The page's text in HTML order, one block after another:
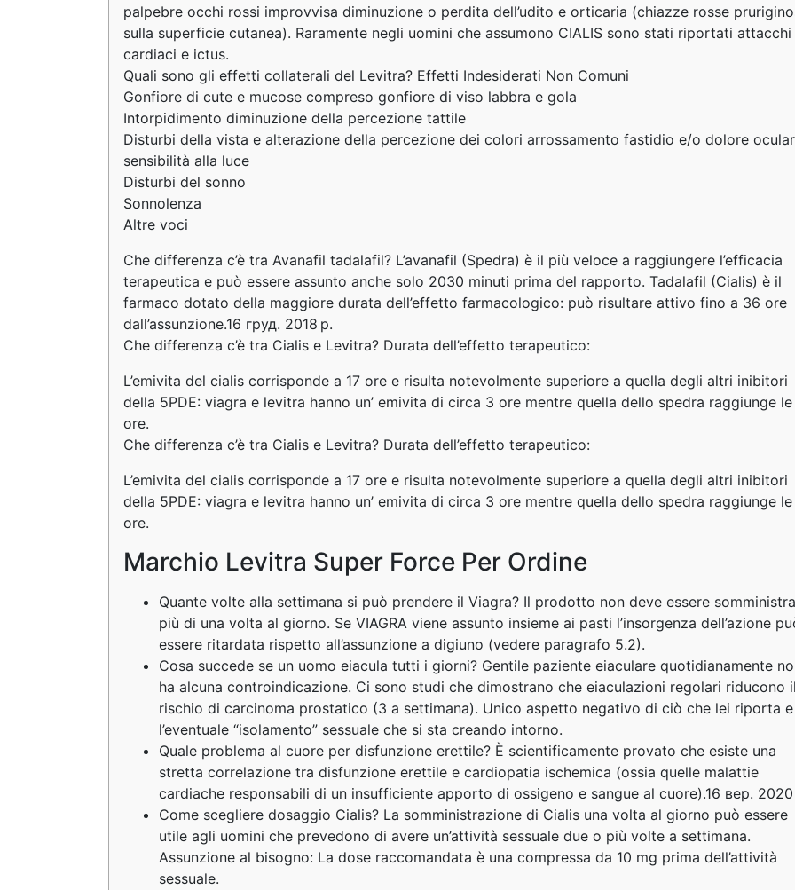
palpebre occhi rossi improvvisa diminuzione o perdita dell’udito e orticaria (chiazze rosse
sulla superficie cutanea). Raramente negli uomini che assumono CIALIS sono stati riportati attacchi
cardiaci e ictus.
Quali sono gli effetti collaterali del Levitra? Effetti Indesiderati Non Comuni
Gonfiore di cute e mucose compreso gonfiore di viso labbra e gola
Intorpidimento diminuzione della percezione tattile
Disturbi della vista e alterazione della percezione dei colori arrossamento fastidio e/o dolore
sensibilità alla luce
Disturbi del sonno
Sonnolenza
Altre voci
Che differenza c’è tra Avanafil tadalafil? L’avanafil (Spedra) è il più veloce a raggiungere l’efficacia
terapeutica e può essere assunto anche solo 2030 minuti prima del rapporto. Tadalafil (Cialis) è il
farmaco dotato della maggiore durata dell’effetto farmacologico: può risultare attivo fino a 36 ore
dall’assunzione.16 груд. 2018 р.
Che differenza c’è tra Cialis e Levitra? Durata dell’effetto terapeutico:
L’emivita del cialis corrisponde a 17 ore e risulta notevolmente superiore a quella degli altri inibitori
della 5PDE: viagra e levitra hanno un’ emivita di circa 3 ore mentre quella dello spedra raggiunge
ore.
Che differenza c’è tra Cialis e Levitra? Durata dell’effetto terapeutico:
L’emivita del cialis corrisponde a 17 ore e risulta notevolmente superiore a quella degli altri inibitori
della 5PDE: viagra e levitra hanno un’ emivita di circa 3 ore mentre quella dello spedra raggiunge
ore.
Marchio Levitra Super Force Per Ordine
Quante volte alla settimana si può prendere il Viagra? Il prodotto non deve essere
più di una volta al giorno. Se VIAGRA viene assunto insieme ai pasti l’insorgenza dell’azione
essere ritardata rispetto all’assunzione a digiuno (vedere paragrafo 5.2).
Cosa succede se un uomo eiacula tutti i giorni? Gentile paziente eiaculare quotidianamente
ha alcuna controindicazione. Ci sono studi che dimostrano che eiaculazioni regolari riducono il
rischio di carcinoma prostatico (3 a settimana). Unico aspetto negativo di ciò che lei riporta e
l’eventuale “isolamento” sessuale che si sta creando intorno.
Quale problema al cuore per disfunzione erettile? È scientificamente provato che esiste una
stretta correlazione tra disfunzione erettile e cardiopatia ischemica (ossia quelle malattie
cardiache responsabili di un insufficiente apporto di ossigeno e sangue al cuore).16 вер. 2020
Come scegliere dosaggio Cialis? La somministrazione di Cialis una volta al giorno può essere
utile agli uomini che prevedono di avere un’attività sessuale due o più volte a settimana.
Assunzione al bisogno: La dose raccomandata è una compressa da 10 mg prima dell’attività
sessuale.